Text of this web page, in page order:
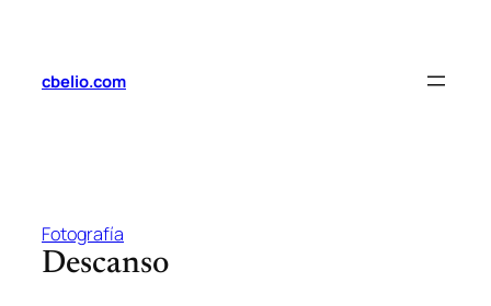
contenido
cbelio.com
Fotografía
Descanso